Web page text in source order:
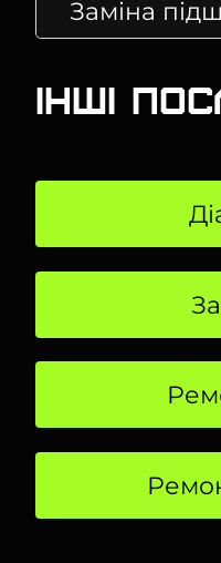
Заміна
Інші